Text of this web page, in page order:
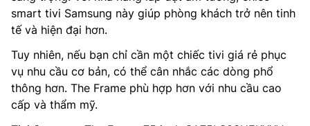
smart tivi Samsung này giúp phòng khách trở nên tinh
tế và hiện đại hơn.
Tuy nhiên, nếu bạn chỉ cần một chiếc tivi giá rẻ phục
vụ nhu cầu cơ bản, có thể cân nhắc các dòng phổ
thông hơn. The Frame phù hợp hơn với nhu cầu cao
cấp và thẩm mỹ.